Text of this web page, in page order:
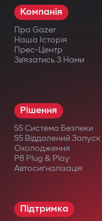
Компанія
Про Gazer
Наша Історія
Прес-Центр
Зв’язатись З Нами
Рішення
S5 Система Безпеки
S5 Віддалений Запуск
Охолодження
P8 Plug & Play
Автосигналізація
Підтримка